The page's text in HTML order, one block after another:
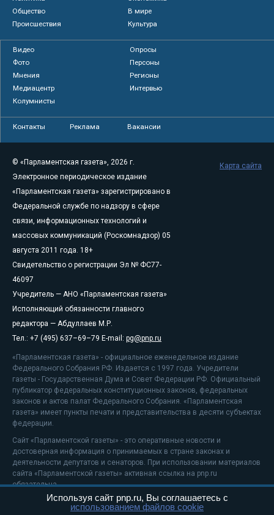
Общество
В мире
Происшествия
Культура
Видео
Опросы
Фото
Персоны
Мнения
Регионы
Медиацентр
Интервью
Колумнисты
Контакты Реклама Вакансии
© «Парламентская газета», 2026 г.
Электронное периодическое издание
«Парламентская газета» зарегистрировано в
Федеральной службе по надзору в сфере
связи, информационных технологий и
массовых коммуникаций (Роскомнадзор) 05
августа 2011 года. 18+
Свидетельство о регистрации Эл № ФС77-
46097
Учредитель — АНО «Парламентская газета»
Исполняющий обязанности главного
редактора — Абдуллаев М.Р.
Тел.: +7 (495) 637–69–79 E-mail: pg@pnp.ru
«Парламентская газета» - официальное еженедельное издание
Федерального Собрания РФ. Издается с 1997 года. Учредители
газеты - Государственная Дума и Совет Федерации РФ. Официальный
публикатор федеральных конституционных законов, федеральных
законов и актов палат Федерального Собрания. «Парламентская
газета» имеет пункты печати и представительства в десяти субъектах
федерации.
Сайт «Парламентской газеты» - это оперативные новости и
достоверная информация о принимаемых в стране законах и
деятельности депутатов и сенаторов. При использовании материалов
сайта «Парламентской газеты» активная ссылка на pnp.ru
обязательна.
На информационном ресурсе применяютсярекомендательные
Карта сайта
Используя сайт pnp.ru, Вы соглашаетесь с
использованием файлов cookie